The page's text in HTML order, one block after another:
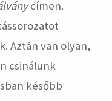
címen.
Aztán van olyan,
csinálunk
később